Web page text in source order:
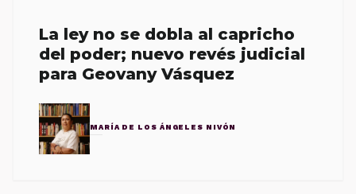
La ley no se dobla al capricho
del poder; nuevo revés judicial
para Geovany Vásquez
MARÍA DE LOS ÁNGELES NIVÓN